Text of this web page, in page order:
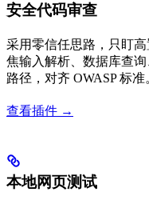
安全代码审查
采用零信任思路，只盯
焦输入解析、数据库查
路径，对齐 OWASP 标准
查看插件 →
本地网页测试